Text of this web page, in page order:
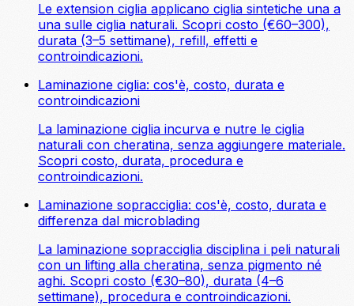
Le extension ciglia applicano ciglia sintetiche una a
una sulle ciglia naturali. Scopri costo (€60–300),
durata (3–5 settimane), refill, effetti e
controindicazioni.
Laminazione ciglia: cos'è, costo, durata e
controindicazioni
La laminazione ciglia incurva e nutre le ciglia
naturali con cheratina, senza aggiungere materiale.
Scopri costo, durata, procedura e
controindicazioni.
Laminazione sopracciglia: cos'è, costo, durata e
differenza dal microblading
La laminazione sopracciglia disciplina i peli naturali
con un lifting alla cheratina, senza pigmento né
aghi. Scopri costo (€30–80), durata (4–6
settimane), procedura e controindicazioni.